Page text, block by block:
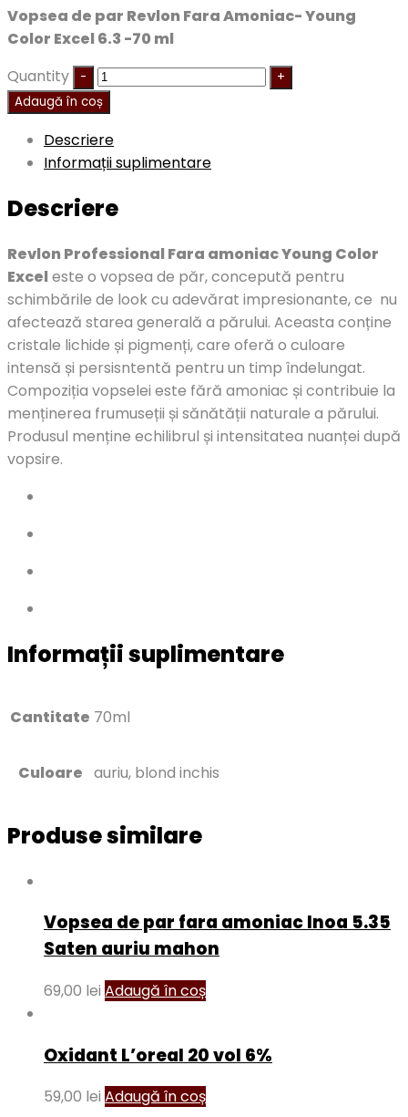
Vopsea de par Revlon Fara Amoniac- Young
Color Excel 6.3 -70 ml
Quantity
Adaugă în coș
Descriere
Informații suplimentare
Descriere
Revlon Professional Fara amoniac Young Color
Excel este o vopsea de păr, concepută pentru
schimbările de look cu adevărat impresionante, ce nu
afectează starea generală a părului. Aceasta conține
cristale lichide și pigmenți, care oferă o culoare
intensă și persisntentă pentru un timp îndelungat.
Compoziția vopselei este fără amoniac și contribuie la
menținerea frumuseții și sănătății naturale a părului.
Produsul menține echilibrul și intensitatea nuanței după
vopsire.
Informații suplimentare
Cantitate 70ml
Culoare auriu, blond inchis
Produse similare
Vopsea de par fara amoniac Inoa 5.35
Saten auriu mahon
69,00 lei Adaugă în coș
Oxidant L’oreal 20 vol 6%
59,00 lei Adaugă în coș